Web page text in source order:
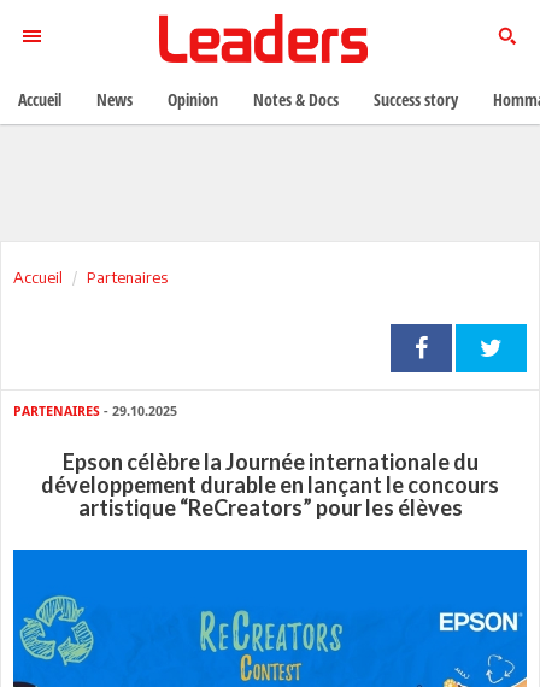
Accueil Partenaires
PARTENAIRES - 29.10.2025
Epson célèbre la Journée internationale du
développement durable en lançant le concours
artistique “ReCreators” pour les élèves
Accueil News Opinion Notes & Docs Success story